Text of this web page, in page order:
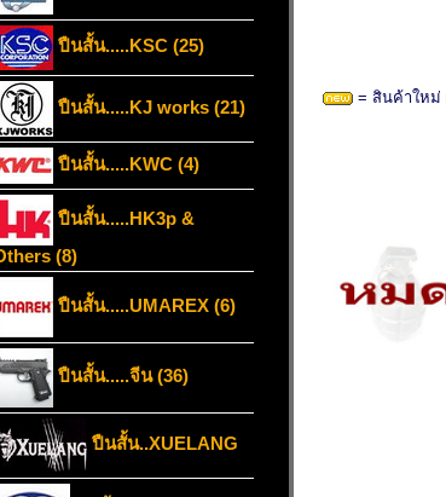
ปืนสั้น.....KSC (25)
ปืนสั้น.....KJ works (21)
ปืนสั้น.....KWC (4)
ปืนสั้น.....HK3p &
(8)
ปืนสั้น.....UMAREX (6)
ปืนสั้น.....จีน (36)
ปืนสั้น..XUELANG
= สินค้าใหม่